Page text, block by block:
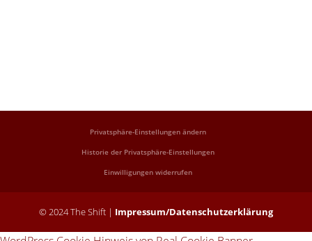
Privatsphäre-Einstellungen ändern
Historie der Privatsphäre-Einstellungen
Einwilligungen widerrufen
© 2024 The Shift | Impressum/Datenschutzerklärung